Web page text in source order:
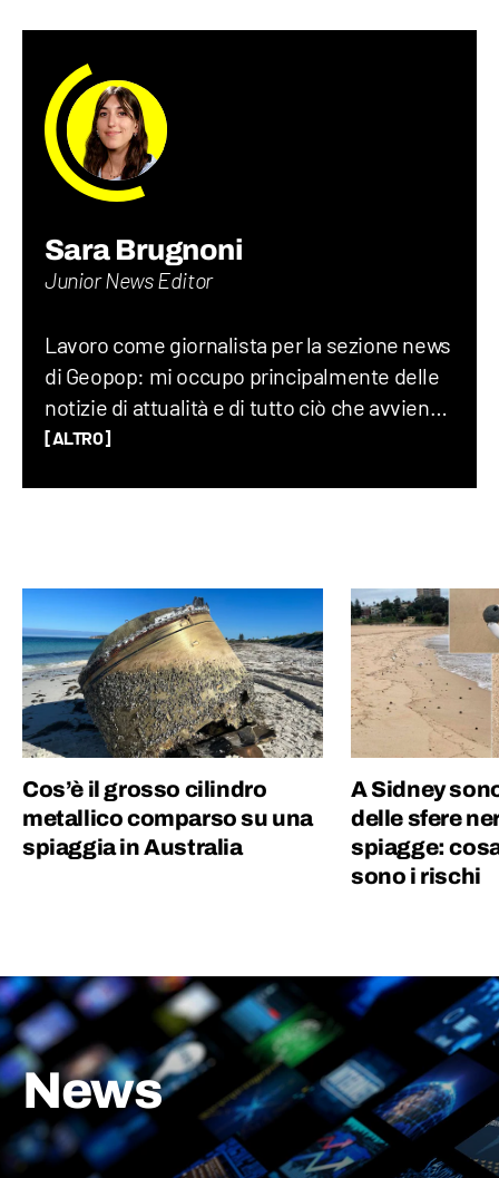
Sara Brugnoni
Junior News Editor
Lavoro come giornalista per la sezione news
di Geopop: mi occupo principalmente delle
notizie di attualità e di tutto ciò che avviene
sul Pianeta Terra, dalla geopolitica allo
gli eventi del mondo siano profondamente
connessi tra di loro.
[ALTRO]
Cos’è il grosso cilindro
metallico comparso su una
spiaggia in Australia
A Sidney
delle sfere
spiagge:
sono i rischi
News